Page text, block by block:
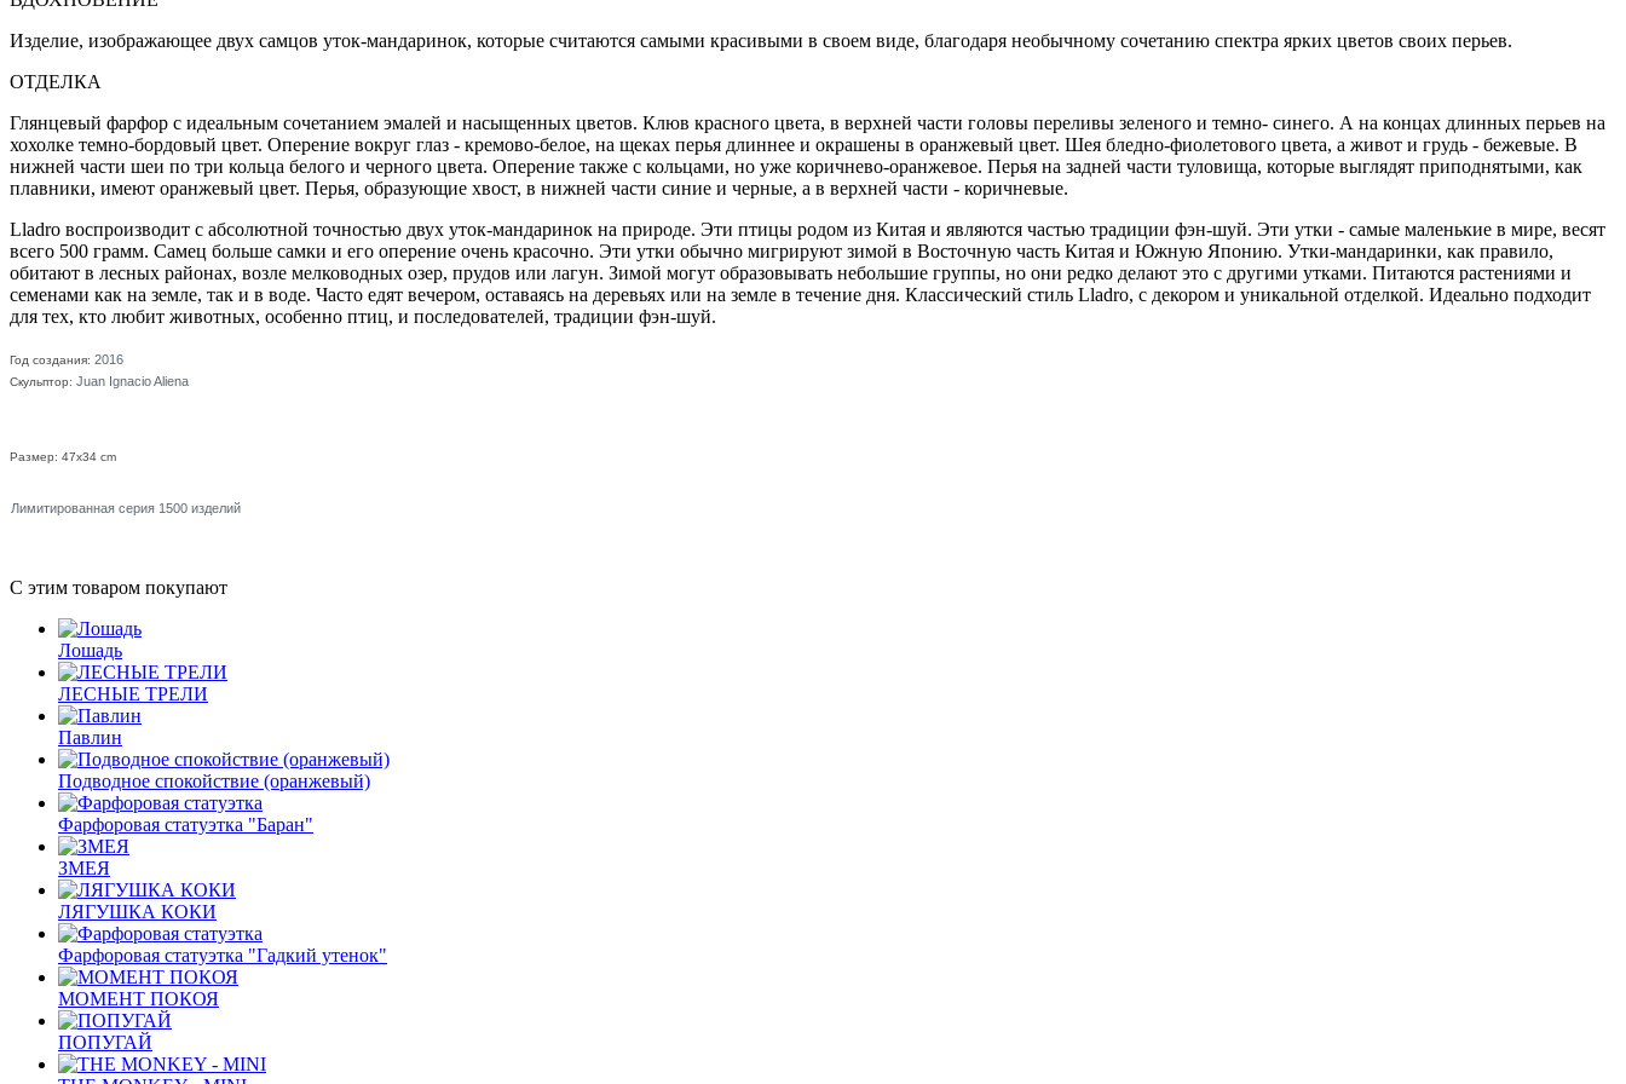
Изделие, изображающее двух самцов уток-мандаринок, которые считаются самыми красивыми в своем виде, благодаря необычному сочетанию спектра ярких цветов своих перьев.
ОТДЕЛКА
Глянцевый фарфор с идеальным сочетанием эмалей и насыщенных цветов. Клюв красного цвета, в верхней части головы переливы зеленого и темно- синего. А на концах длинных перьев на
хохолке темно-бордовый цвет. Оперение вокруг глаз - кремово-белое, на щеках перья длиннее и окрашены в оранжевый цвет. Шея бледно-фиолетового цвета, а живот и грудь - бежевые. В
нижней части шеи по три кольца белого и черного цвета. Оперение также с кольцами, но уже коричнево-оранжевое. Перья на задней части туловища, которые выглядят приподнятыми, как
плавники, имеют оранжевый цвет. Перья, образующие хвост, в нижней части синие и черные, а в верхней части - коричневые.
Lladro воспроизводит с абсолютной точностью двух уток-мандаринок на природе. Эти птицы родом из Китая и являются частью традиции фэн-шуй. Эти утки - самые маленькие в мире, весят
всего 500 грамм. Самец больше самки и его оперение очень красочно. Эти утки обычно мигрируют зимой в Восточную часть Китая и Южную Японию. Утки-мандаринки, как правило,
обитают в лесных районах, возле мелководных озер, прудов или лагун. Зимой могут образовывать небольшие группы, но они редко делают это с другими утками. Питаются растениями и
семенами как на земле, так и в воде. Часто едят вечером, оставаясь на деревьях или на земле в течение дня. Классический стиль Lladro, с декором и уникальной отделкой. Идеально подходит
для тех, кто любит животных, особенно птиц, и последователей, традиции фэн-шуй.
Год создания: 2016
Скульптор: Juan Ignacio Aliena
Размер: 47x34 cm
Лимитированная серия 1500 изделий
С этим товаром покупают
Лошадь
ЛЕСНЫЕ ТРЕЛИ
Павлин
Подводное спокойствие (оранжевый)
Фарфоровая статуэтка "Баран"
ЗМЕЯ
ЛЯГУШКА КОКИ
Фарфоровая статуэтка "Гадкий утенок"
МОМЕНТ ПОКОЯ
ПОПУГАЙ